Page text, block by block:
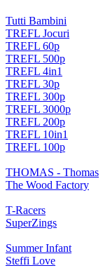
Tutti Bambini
TREFL Jocuri
TREFL 60p
TREFL 500p
TREFL 4in1
TREFL 30p
TREFL 300p
TREFL 3000p
TREFL 200p
TREFL 10in1
TREFL 100p
THOMAS - Thomas
The Wood Factory
T-Racers
SuperZings
Summer Infant
Steffi Love